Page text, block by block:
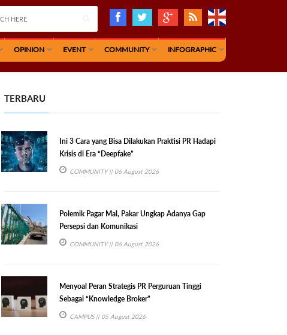
OPINION EVENT COMMUNITY INFOGRAPHIC
TERBARU
Ini 3 Cara yang Bisa Dilakukan Praktisi PR Hadapi
Krisis di Era “Deepfake”
COMMUNITY|| 06 August 2026
Polemik Pagar Mal, Pakar Ungkap Adanya Gap
Persepsi dan Komunikasi
COMMUNITY|| 06 August 2026
Menyoal Peran Strategis PR Perguruan Tinggi
Sebagai “Knowledge Broker”
CAMPUS|| 05 August 2026